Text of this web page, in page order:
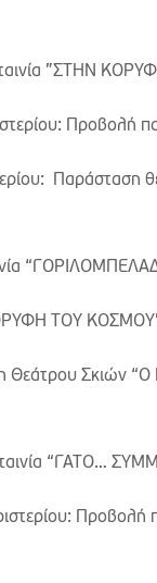
”ΣΤΗΝ
Προβολή
Παράσταση
ΤΟΥ
Θεάτρου Σκιών
“ΓΑΤΟ…
Προβολή